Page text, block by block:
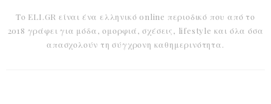
Το ELI.GR είναι ένα ελληνικό online περιοδικό που από το
2018 γράφει για μόδα, ομορφιά, σχέσεις, lifestyle και όλα όσα
απασχολούν τη σύγχρονη καθημερινότητα.